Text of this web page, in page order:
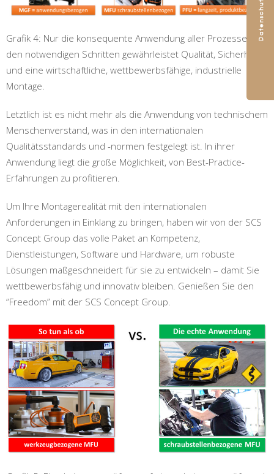
Grafik 4: Nur die konsequente Anwendung aller Prozesses in
den notwendigen Schritten gewährleistet Qualität, Sicherheit
und eine wirtschaftliche, wettbewerbsfähige, industrielle
Montage.
Letztlich ist es nicht mehr als die Anwendung von technischem
Menschenverstand, was in den internationalen
Qualitätsstandards und -normen festgelegt ist. In ihrer
Anwendung liegt die große Möglichkeit, von Best-Practice-
Erfahrungen zu profitieren.
Um Ihre Montagerealität mit den internationalen
Anforderungen in Einklang zu bringen, haben wir von der SCS
Concept Group das volle Paket an Kompetenz,
Dienstleistungen, Software und Hardware, um robuste
Lösungen maßgeschneidert für sie zu entwickeln – damit Sie
wettbewerbsfähig und innovativ bleiben. Genießen Sie den
“Freedom” mit der SCS Concept Group.